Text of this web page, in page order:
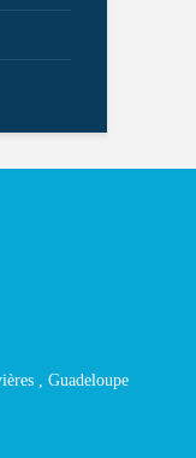
, Guadeloupe